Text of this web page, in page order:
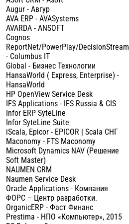
Augur - Авгур
AVA ERP - AVASystems
AVARDA - ANSOFT
Cognos
ReportNet/PowerPlay/DecisionStream
- Columbus IT
Global - Бизнес Технологии
HansaWorld ( Express, Enterprise) -
HansaWorld
HP OpenView Service Desk
IFS Applications - IFS Russia & CIS
Infor ERP SyteLine
Infor SyteLine Suite
iScala, Epicor - EPICOR | Scala СНГ
Maconomy - FTS Maconomy
Microsoft Dynamics NAV (Решение
Soft Master)
NAUMEN CRM
Naumen Service Desk
Oracle Applications - Компания
ФОРС – Центр разработки.
OrganicERP - Фаст Финанс
Prestima - НПО «Компьютер», 2015